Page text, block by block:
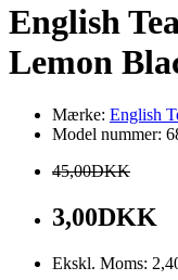
English
Lemon
Mærke: English
Model nummer:
45,00DKK
3,00DKK
Ekskl. Moms: